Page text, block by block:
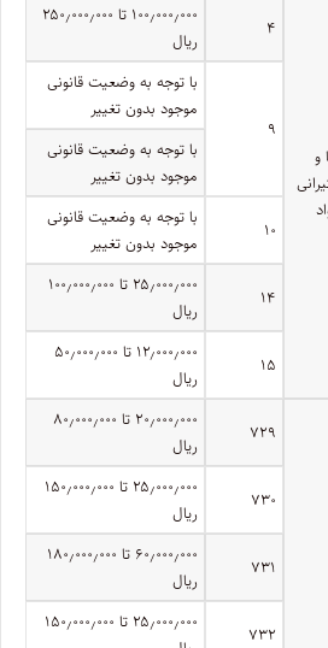
و
۴
۱۰۰٫۰۰۰٫۰۰۰ تا ۲۵۰٫۰۰۰٫۰۰۰
ریال
۹
با توجه به وضعیت قانونی
موجود بدون تغییر
با توجه به وضعیت قانونی
موجود بدون تغییر
۱۰
با توجه به وضعیت قانونی
موجود بدون تغییر
۱۴
۲۵٫۰۰۰٫۰۰۰ تا ۱۰۰٫۰۰۰٫۰۰۰
ریال
۱۵
۱۲٫۰۰۰٫۰۰۰ تا ۵۰٫۰۰۰٫۰۰۰
ریال
۷۲۹
۲۰٫۰۰۰٫۰۰۰ تا ۸۰٫۰۰۰٫۰۰۰
ریال
۷۳۰
۲۵٫۰۰۰٫۰۰۰ تا ۱۵۰٫۰۰۰٫۰۰۰
ریال
۷۳۱
۶۰٫۰۰۰٫۰۰۰ تا ۱۸۰٫۰۰۰٫۰۰۰
ریال
۷۳۲
۲۵٫۰۰۰٫۰۰۰ تا ۱۵۰٫۰۰۰٫۰۰۰